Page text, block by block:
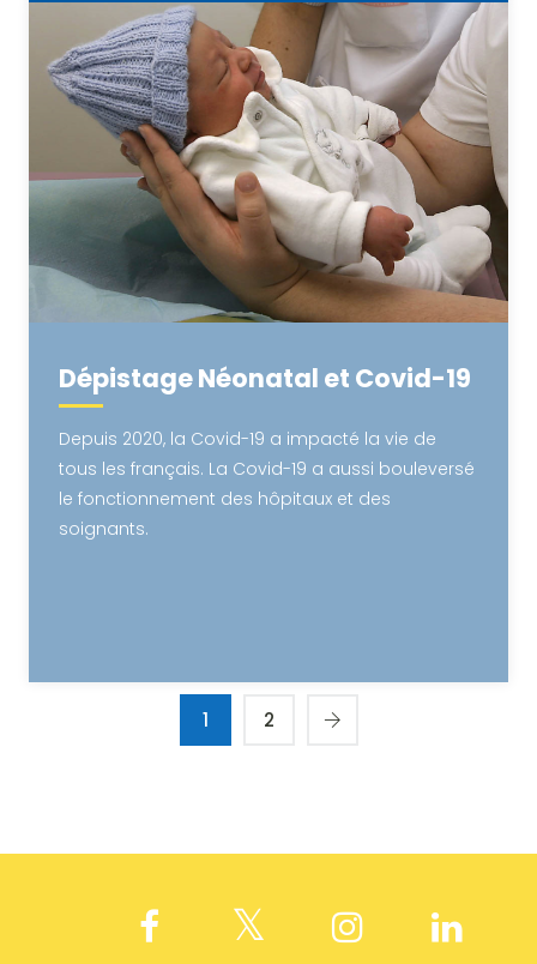
Dépistage Néonatal et Covid-19
Depuis 2020, la Covid-19 a impacté la vie de
tous les français. La Covid-19 a aussi bouleversé
le fonctionnement des hôpitaux et des
soignants.
1 2